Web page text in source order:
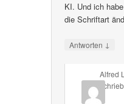
KI. Und ich
die Schriftart
Antworten ↓
Alfred
schrieb